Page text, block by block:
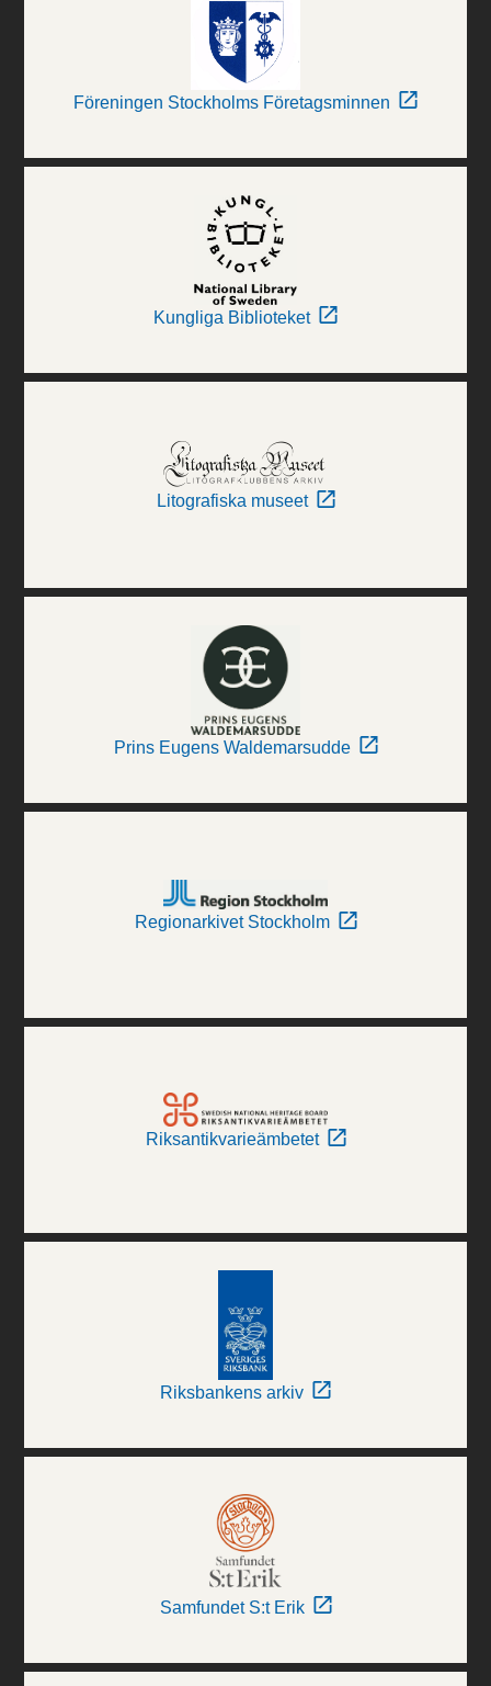
Föreningen Stockholms Företagsminnen
Kungliga Biblioteket
Litografiska museet
Prins Eugens Waldemarsudde
Regionarkivet Stockholm
Riksantikvarieämbetet
Riksbankens arkiv
Samfundet S:t Erik